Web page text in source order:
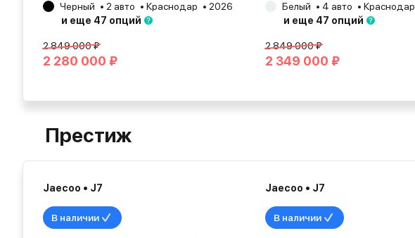
Черный 2 авто Краснодар
2026
и еще 47 опций
2 849 000 ₽
2 280 000 ₽
Белый 4 авто Краснодар
и еще 47 опций
2 849 000 ₽
2 349 000 ₽
Престиж
Jaecoo • J7
В наличии
Jaecoo • J7
В наличии